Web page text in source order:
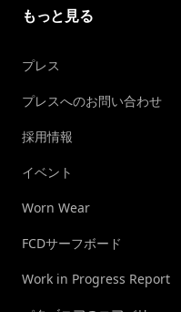
もっと見る
プレス
プレスへのお問い合わせ
採用情報
イベント
Worn Wear
FCDサーフボード
Work in Progress Report